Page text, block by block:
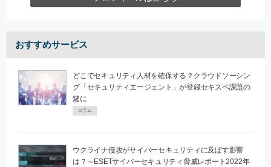
おすすめサービス
どこでセキュリティ人材を確保する？クラウドソーシン
グ「セキュリティエージェント」が登録セキスペ課題の
鍵に
コラム
ウクライナ侵攻がサイバーセキュリティに及ぼす影響
は？～ESETサイバーセキュリティ脅威レポート2022年